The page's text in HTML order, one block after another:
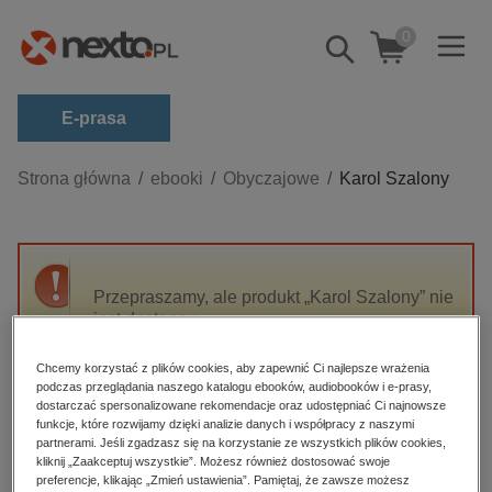
Pokaż/schowaj
wyszukiwarkę
0
E-prasa
Kategorie
biznesowe, branżowe, gospodarka
dzienniki
edukacja
hobby, sport, rozrywka
komputery, internet, technologie, informatyka
Strona główna ebooki Obyczajowe Karol Szalony
Przepraszamy, ale produkt „Karol Szalony” nie
jest dostępny.
High-contrast mode
Polecane
Chcemy korzystać z plików cookies, aby zapewnić Ci najlepsze wrażenia
podczas przeglądania naszego katalogu ebooków, audiobooków i e-prasy,
dostarczać spersonalizowane rekomendacje oraz udostępniać Ci najnowsze
funkcje, które rozwijamy dzięki analizie danych i współpracy z naszymi
partnerami. Jeśli zgadzasz się na korzystanie ze wszystkich plików cookies,
kliknij „Zaakceptuj wszystkie”. Możesz również dostosować swoje
preferencje, klikając „Zmień ustawienia”. Pamiętaj, że zawsze możesz